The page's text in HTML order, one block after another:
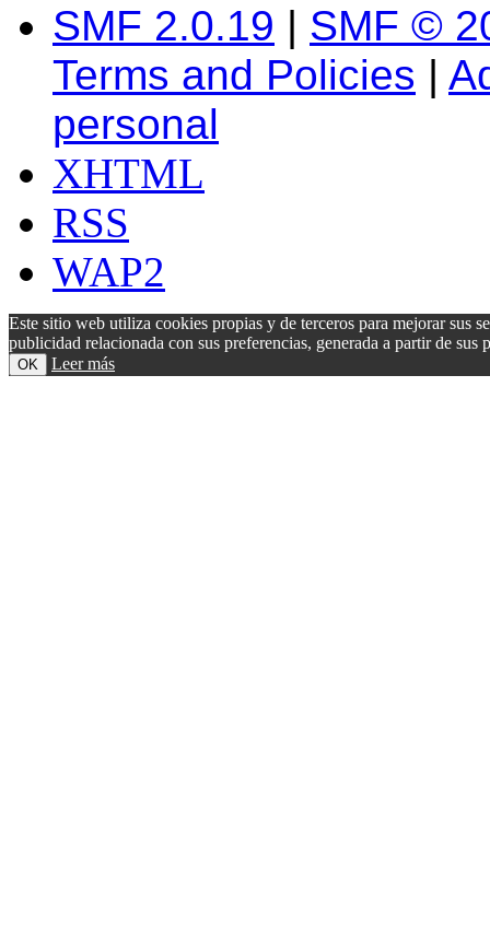
SMF 2.0.19 | SMF ©
Terms and Policies |
personal
XHTML
RSS
WAP2
Este sitio web utiliza cookies propias y de terceros para mejorar sus
publicidad relacionada con sus preferencias, generada a partir de
OK Leer más